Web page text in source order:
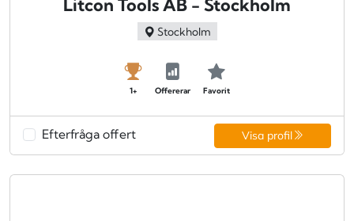
Litcon Tools AB - Stockholm
Stockholm
1+ Offererar Favorit
Efterfråga offert Visa profil